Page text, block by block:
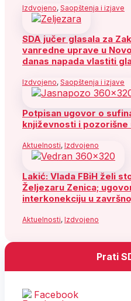
Izdvojeno, Saopštenja i izjave
SDA jučer glasala za
vanredne uprave u
danas napada vlastiti
Izdvojeno, Saopštenja i izjave
Potpisan ugovor o
književnosti i pozorišne
Aktuelnosti, Izdvojeno
Lakić: Vlada FBiH želi
Željezaru Zenica;
interkonekciju u
Aktuelnosti, Izdvojeno
Prati
Facebook